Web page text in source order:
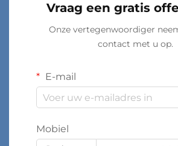
Vraag een gratis
Onze vertegenwoordiger
contact met u op.
E-mail
Mobiel